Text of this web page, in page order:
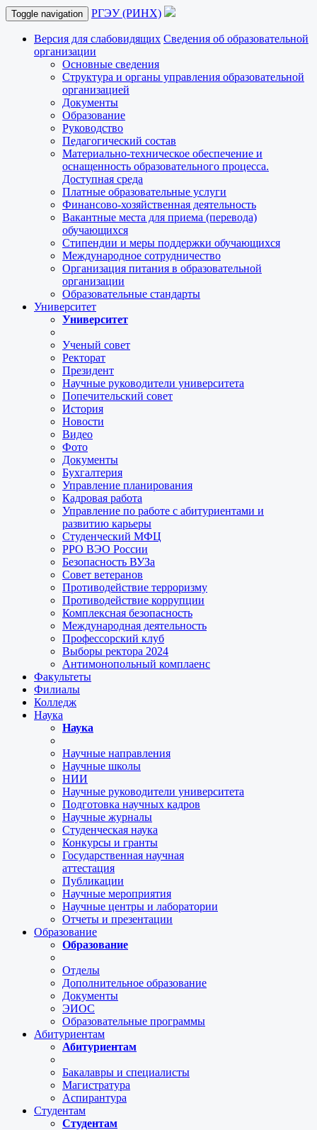
Toggle navigation РГЭУ (РИНХ)
Версия для слабовидящих Сведения об образовательной
организации
Основные сведения
Структура и органы управления образовательной
организацией
Документы
Образование
Руководство
Педагогический состав
Материально-техническое обеспечение и
оснащенность образовательного процесса.
Доступная среда
Платные образовательные услуги
Финансово-хозяйственная деятельность
Вакантные места для приема (перевода)
обучающихся
Стипендии и меры поддержки обучающихся
Международное сотрудничество
Организация питания в образовательной
организации
Образовательные стандарты
Университет
Университет
Ученый совет
Ректорат
Президент
Научные руководители университета
Попечительский совет
История
Новости
Видео
Фото
Документы
Бухгалтерия
Управление планирования
Кадровая работа
Управление по работе с абитуриентами и
развитию карьеры
Студенческий МФЦ
РРО ВЭО России
Безопасность ВУЗа
Совет ветеранов
Противодействие терроризму
Противодействие коррупции
Комплексная безопасность
Международная деятельность
Профессорский клуб
Выборы ректора 2024
Антимонопольный комплаенс
Факультеты
Филиалы
Колледж
Наука
Наука
Научные направления
Научные школы
НИИ
Научные руководители университета
Подготовка научных кадров
Научные журналы
Студенческая наука
Конкурсы и гранты
Государственная научная
аттестация
Публикации
Научные мероприятия
Научные центры и лаборатории
Отчеты и презентации
Образование
Образование
Отделы
Дополнительное образование
Документы
ЭИОС
Образовательные программы
Абитуриентам
Абитуриентам
Бакалавры и специалисты
Магистратура
Аспирантура
Студентам
Студентам